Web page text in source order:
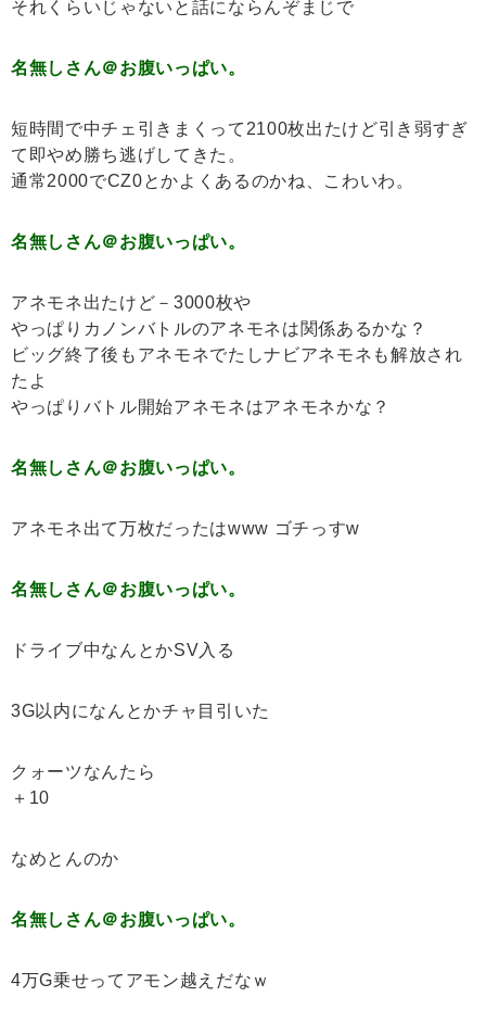
それくらいじゃないと話にならんぞまじで
名無しさん＠お腹いっぱい。
短時間で中チェ引きまくって2100枚出たけど引き弱すぎ
て即やめ勝ち逃げしてきた。
通常2000でCZ0とかよくあるのかね、こわいわ。
名無しさん＠お腹いっぱい。
アネモネ出たけど－3000枚や
やっぱりカノンバトルのアネモネは関係あるかな？
ビッグ終了後もアネモネでたしナビアネモネも解放され
たよ
やっぱりバトル開始アネモネはアネモネかな？
名無しさん＠お腹いっぱい。
アネモネ出て万枚だったはwww ゴチっすw
名無しさん＠お腹いっぱい。
ドライブ中なんとかSV入る
3G以内になんとかチャ目引いた
クォーツなんたら
＋10
なめとんのか
名無しさん＠お腹いっぱい。
4万G乗せってアモン越えだなｗ